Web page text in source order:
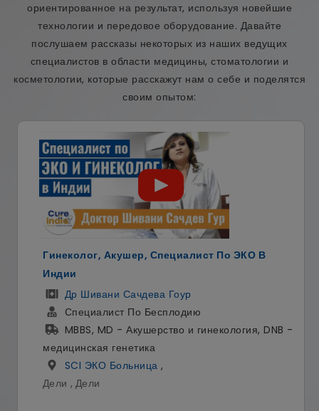
ориентированное на результат, используя новейшие
технологии и передовое оборудование. Давайте
послушаем рассказы некоторых из наших ведущих
специалистов в области медицины, стоматологии и
косметологии, которые расскажут нам о себе и поделятся
своим опытом:
Гинеколог, Акушер, Специалист По ЭКО В
Индии
Др Шивани Сачдева Гоур
Специалист По Бесплодию
MBBS, MD - Акушерство и гинекология, DNB -
медицинская генетика
SCI ЭКО Больница,
Дели , Дели